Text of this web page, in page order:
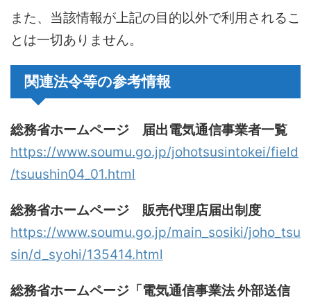
また、当該情報が上記の目的以外で利用されるこ
とは一切ありません。
関連法令等の参考情報
総務省ホームページ 届出電気通信事業者一覧
https://www.soumu.go.jp/johotsusintokei/field
/tsuushin04_01.html
総務省ホームページ 販売代理店届出制度
https://www.soumu.go.jp/main_sosiki/joho_tsu
sin/d_syohi/135414.html
総務省ホームページ「電気通信事業法 外部送信